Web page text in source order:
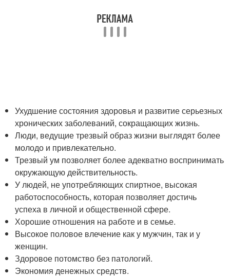
Ухудшение состояния здоровья и развитие серьезных
хронических заболеваний, сокращающих жизнь.
Люди, ведущие трезвый образ жизни выглядят более
молодо и привлекательно.
Трезвый ум позволяет более адекватно воспринимать
окружающую действительность.
У людей, не употребляющих спиртное, высокая
работоспособность, которая позволяет достичь
успеха в личной и общественной сфере.
Хорошие отношения на работе и в семье.
Высокое половое влечение как у мужчин, так и у
женщин.
Здоровое потомство без патологий.
Экономия денежных средств.